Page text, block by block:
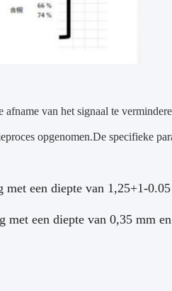
van het signaal te
opgenomen.De specifieke
met een diepte van 1,25+1-0.05
met een diepte van 0,35 mm